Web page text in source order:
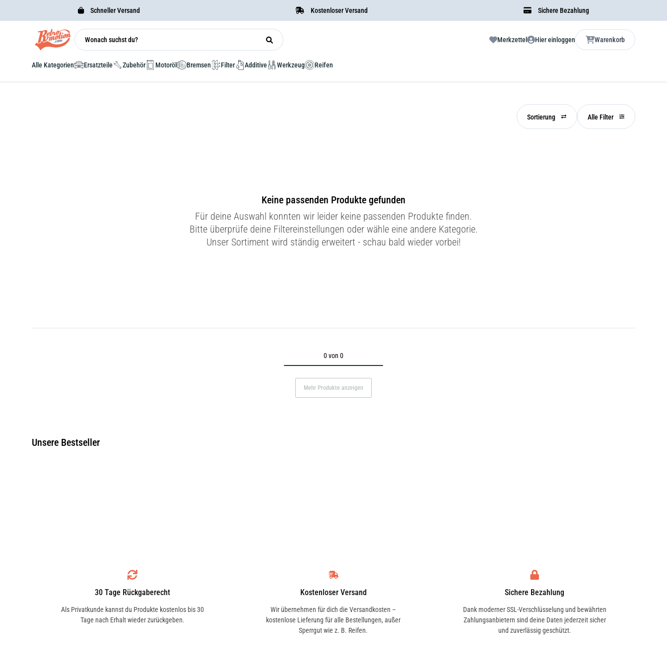
Schneller Versand Kostenloser Versand Sichere Bezahlung
Merkzettel Hier einloggen Warenkorb
Alle Kategorien Ersatzteile Zubehör Motoröl Bremsen Filter Additive Werkzeug Reifen
Sortierung Alle Filter
Keine passenden Produkte gefunden
Für deine Auswahl konnten wir leider keine passenden Produkte finden.
Bitte überprüfe deine Filtereinstellungen oder wähle eine andere Kategorie.
Unser Sortiment wird ständig erweitert - schau bald wieder vorbei!
0 von 0
Mehr Produkte anzeigen
Unsere Bestseller
30 Tage Rückgaberecht
Als Privatkunde kannst du Produkte kostenlos bis 30
Tage nach Erhalt wieder zurückgeben.
Kostenloser Versand
Wir übernehmen für dich die Versandkosten –
kostenlose Lieferung für alle Bestellungen, außer
Sperrgut wie z. B. Reifen.
Sichere Bezahlung
Dank moderner SSL-Verschlüsselung und bewährten
Zahlungsanbietern sind deine Daten jederzeit sicher
und zuverlässig geschützt.